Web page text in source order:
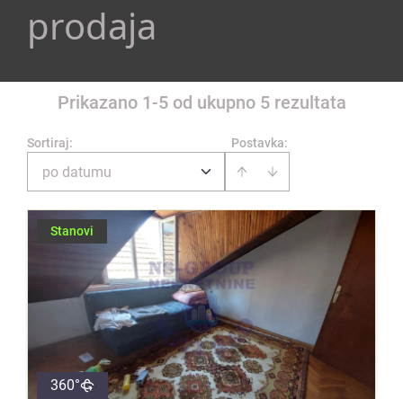
prodaja
Prikazano 1-5 od ukupno 5 rezultata
Postavka:
Sortiraj:
po datumu
Stanovi
360°